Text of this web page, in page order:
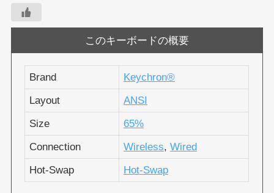
このキーボードの概要
Brand
Keychron®︎
Layout
ANSI
Size
65%
Connection
Wireless, Wired
Hot-Swap
Hot-Swap